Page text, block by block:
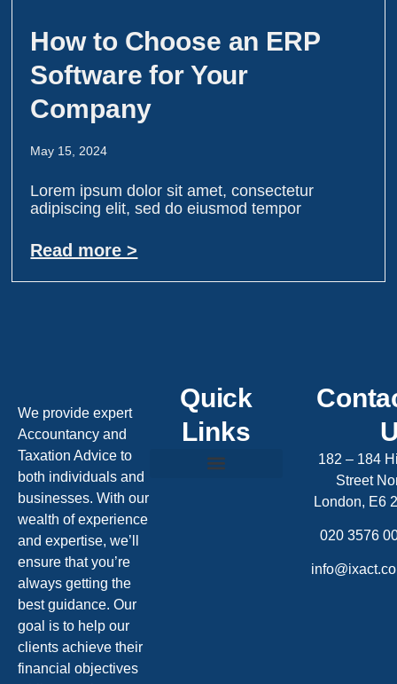
How to Choose an ERP
Software for Your
Company
May 15, 2024
Lorem ipsum dolor sit amet, consectetur
adipiscing elit, sed do eiusmod tempor
Read more >
We provide expert
Accountancy and
Taxation Advice to
both individuals and
businesses. With our
wealth of experience
and expertise, we’ll
ensure that you’re
always getting the
best guidance. Our
goal is to help our
clients achieve their
financial objectives
Quick
Links
182 – 184
Street
London, E6
020 3576